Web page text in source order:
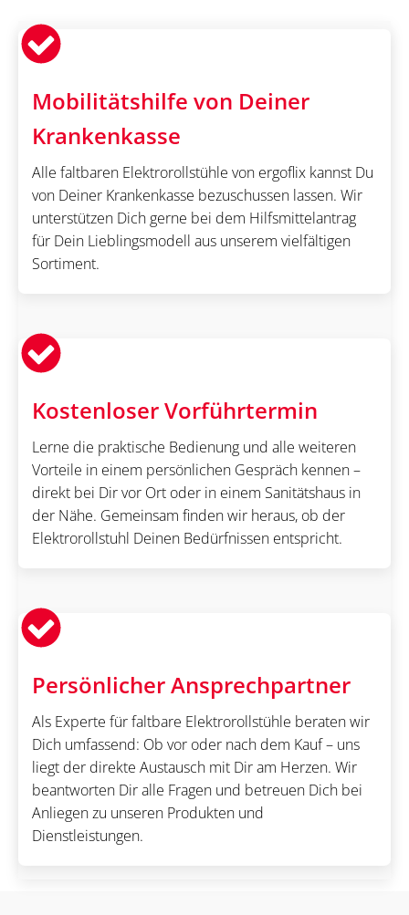
Mobilitätshilfe von Deiner
Krankenkasse
Alle faltbaren Elektrorollstühle von ergoflix kannst Du
von Deiner Krankenkasse bezuschussen lassen. Wir
unterstützen Dich gerne bei dem Hilfsmittelantrag
für Dein Lieblingsmodell aus unserem vielfältigen
Sortiment.
Kostenloser Vorführtermin
Lerne die praktische Bedienung und alle weiteren
Vorteile in einem persönlichen Gespräch kennen –
direkt bei Dir vor Ort oder in einem Sanitätshaus in
der Nähe. Gemeinsam finden wir heraus, ob der
Elektrorollstuhl Deinen Bedürfnissen entspricht.
Persönlicher Ansprechpartner
Als Experte für faltbare Elektrorollstühle beraten wir
Dich umfassend: Ob vor oder nach dem Kauf – uns
liegt der direkte Austausch mit Dir am Herzen. Wir
beantworten Dir alle Fragen und betreuen Dich bei
Anliegen zu unseren Produkten und
Dienstleistungen.